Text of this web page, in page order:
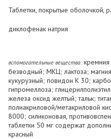
Таблетки, покрытые оболочкой,
диклофенак натрия
вспомогательные вещества:кремния
безводный; МКЦ; лактоза;
кукурузный; повидон К 30;
гипромеллоза;
железа оксид желтый; тальк;
полиакриловой/метакриловой
8000; силиконовая,
таблетки 50 мг содержат
красный